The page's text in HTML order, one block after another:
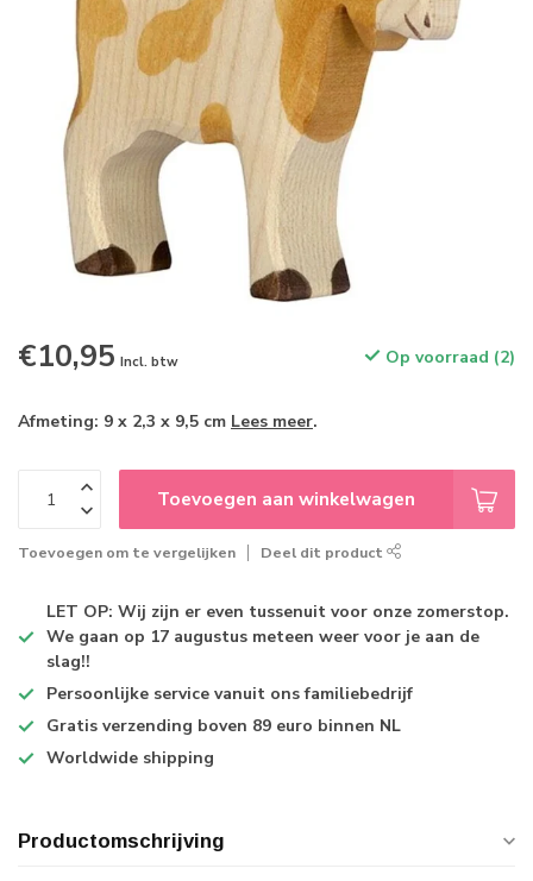
€10,95 Incl. btw Op voorraad (2)
Afmeting: 9 x 2,3 x 9,5 cm Lees meer.
Toevoegen aan winkelwagen
Toevoegen om te vergelijken Deel dit product
LET OP: Wij zijn er even tussenuit voor onze zomerstop.
We gaan op 17 augustus meteen weer voor je aan de
slag!!
Persoonlijke service vanuit ons familiebedrijf
Gratis verzending boven 89 euro binnen NL
Worldwide shipping
Productomschrijving